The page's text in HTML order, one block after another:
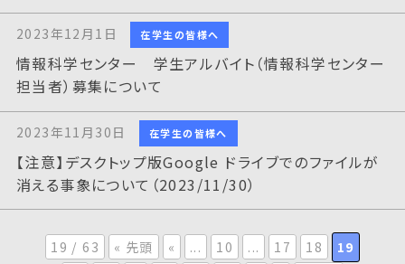
2023年12月1日 在学生の皆様へ
情報科学センター 学生アルバイト（情報科学センター
担当者）募集について
2023年11月30日 在学生の皆様へ
【注意】デスクトップ版Google ドライブでのファイルが
消える事象について（2023/11/30）
19 / 63 « 先頭 « ... 10 ... 17 18
19